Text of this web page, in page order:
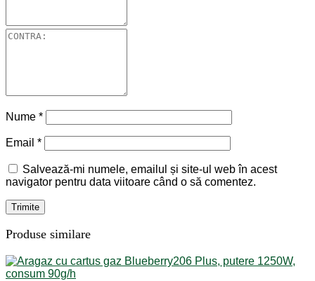
Nume *
Email *
Salvează-mi numele, emailul și site-ul web în acest
navigator pentru data viitoare când o să comentez.
Produse similare